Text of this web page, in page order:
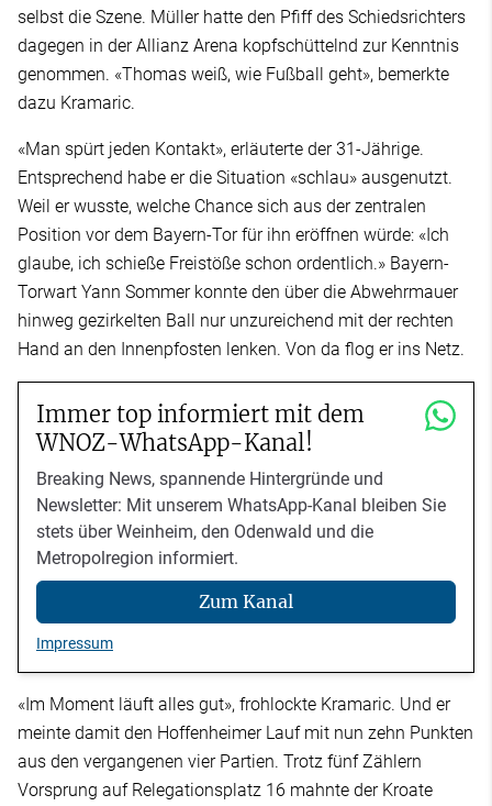
selbst die Szene. Müller hatte den Pfiff des Schiedsrichters
dagegen in der Allianz Arena kopfschüttelnd zur Kenntnis
genommen. «Thomas weiß, wie Fußball geht», bemerkte
dazu Kramaric.
«Man spürt jeden Kontakt», erläuterte der 31-Jährige.
Entsprechend habe er die Situation «schlau» ausgenutzt.
Weil er wusste, welche Chance sich aus der zentralen
Position vor dem Bayern-Tor für ihn eröffnen würde: «Ich
glaube, ich schieße Freistöße schon ordentlich.» Bayern-
Torwart Yann Sommer konnte den über die Abwehrmauer
hinweg gezirkelten Ball nur unzureichend mit der rechten
Hand an den Innenpfosten lenken. Von da flog er ins Netz.
Immer top informiert mit dem
WNOZ-WhatsApp-Kanal!
Breaking News, spannende Hintergründe und
Newsletter: Mit unserem WhatsApp-Kanal bleiben Sie
stets über Weinheim, den Odenwald und die
Metropolregion informiert.
Zum Kanal
Impressum
«Im Moment läuft alles gut», frohlockte Kramaric. Und er
meinte damit den Hoffenheimer Lauf mit nun zehn Punkten
aus den vergangenen vier Partien. Trotz fünf Zählern
Vorsprung auf Relegationsplatz 16 mahnte der Kroate